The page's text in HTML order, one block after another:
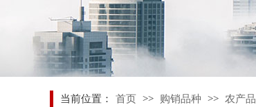
当前位置： 首页 >> 购销品种 >> 农产品